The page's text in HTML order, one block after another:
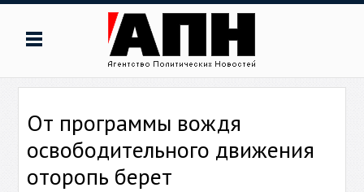
От программы вождя
освободительного движения
оторопь берет